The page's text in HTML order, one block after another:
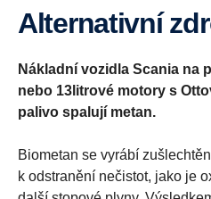
Alternativní
Nákladní vozidla Scania na
nebo 13litrové motory s
palivo spalují metan.
Biometan se vyrábí
k odstranění nečistot, jako je